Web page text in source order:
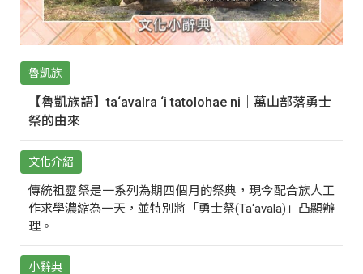
魯凱族
【魯凱族語】ta‘avalra ‘i tatolohae ni｜萬山部落勇士
祭的由來
文化介紹
傳統祖靈祭是一系列為期四個月的祭典，現今配合族人工
作求學濃縮為一天，並特別將「勇士祭(Ta‘avala)」凸顯辦
理。
小辭典